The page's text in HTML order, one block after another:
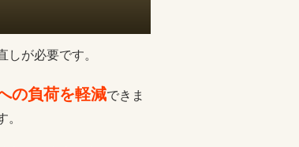
が必要です。
の負荷を軽減できま
。